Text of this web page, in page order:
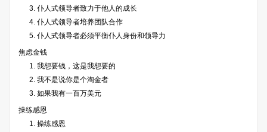
3. 仆人式领导者致力于他人的成长
4. 仆人式领导者培养团队合作
5. 仆人式领导者必须平衡仆人身份和领导力
焦虑金钱
1. 我想要钱，这是我想要的
2. 我不是说你是个淘金者
3. 如果我有一百万美元
操练感恩
1. 操练感恩